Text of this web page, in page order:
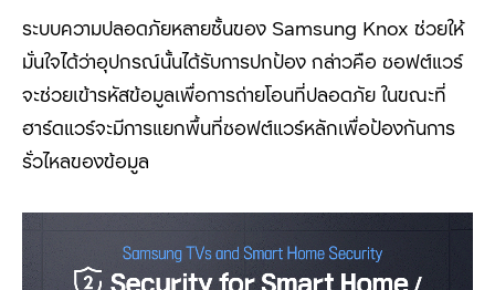
ระบบความปลอดภัยหลายชั้นของ Samsung Knox ช่วยให้
มั่นใจได้ว่าอุปกรณ์นั้นได้รับการปกป้อง กล่าวคือ ซอฟต์แวร์
จะช่วยเข้ารหัสข้อมูลเพื่อการถ่ายโอนที่ปลอดภัย ในขณะที่
ฮาร์ดแวร์จะมีการแยกพื้นที่ซอฟต์แวร์หลักเพื่อป้องกันการ
รั่วไหลของข้อมูล